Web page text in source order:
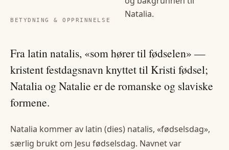
BETYDNING & OPPRINNELSE
Natalia.
Fra latin natalis, «som hører til fødselen» —
kristent festdagsnavn knyttet til Kristi fødsel;
Natalia og Natalie er de romanske og slaviske
formene.
Natalia kommer av latin (dies) natalis, «fødselsdag»,
særlig brukt om Jesu fødselsdag. Navnet var